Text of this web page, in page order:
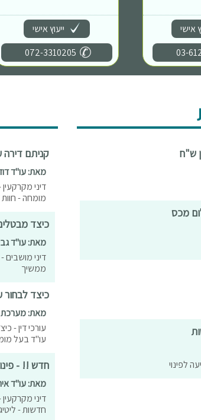
אישי
03-
ייעוץ אישי
072-3310205
מכס
לפינוי
קניתם דירה
מאת: עו"ד
דיני
מומחה -
כיצד
מאת: עו"ד
דיני
ממשיך
כיצד לבחור
מאת:
עורכי דין -
עו"ד בעל
חדש !! -
מאת: עו"ד
דיני
חדשות -